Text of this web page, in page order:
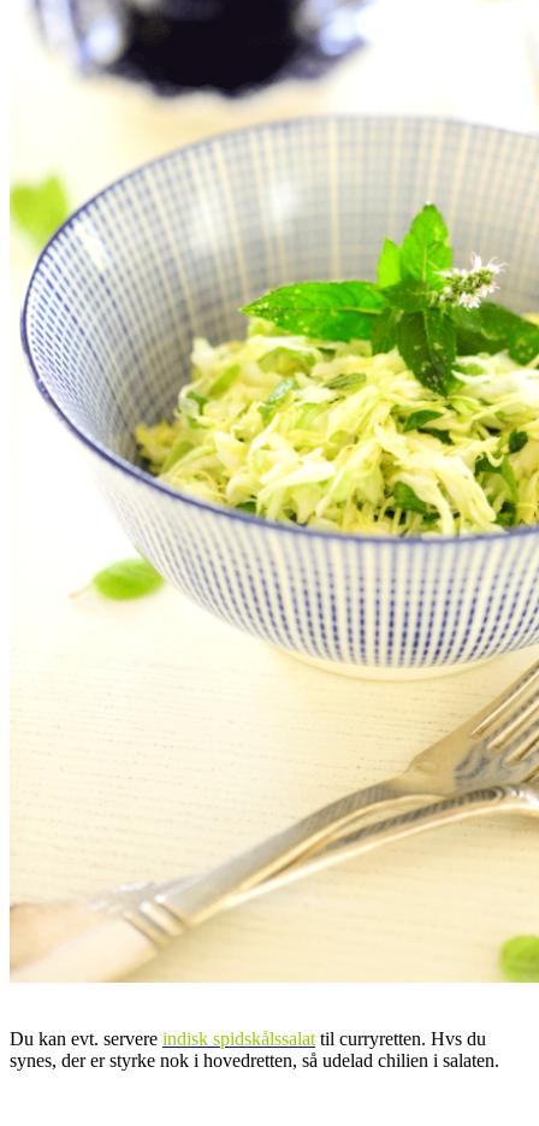
Du kan evt. servere indisk spidskålssalat til curryretten. Hvs du
synes, der er styrke nok i hovedretten, så udelad chilien i salaten.